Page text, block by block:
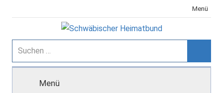
Inhalt
Menü
Schwäbischer
Heimatbund
Suchen
nach:
Menü